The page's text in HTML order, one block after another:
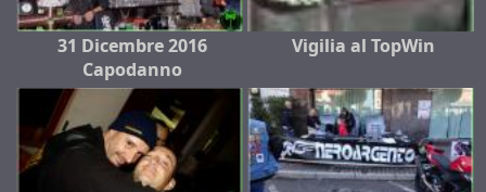
31 Dicembre 2016
Capodanno
Vigilia al TopWin